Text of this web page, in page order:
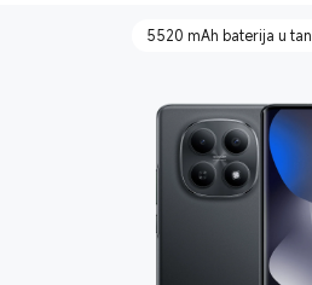
5520 mAh baterija u